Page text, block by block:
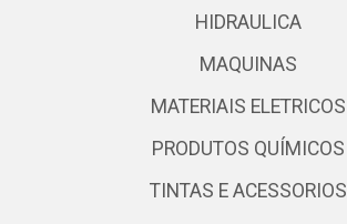
HIDRAULICA
MAQUINAS
MATERIAIS ELETRICOS
PRODUTOS QUÍMICOS
TINTAS E ACESSORIOS